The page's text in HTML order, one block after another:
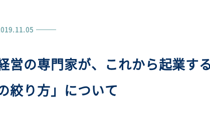
営の専門家が、これから起業す
絞り方」について